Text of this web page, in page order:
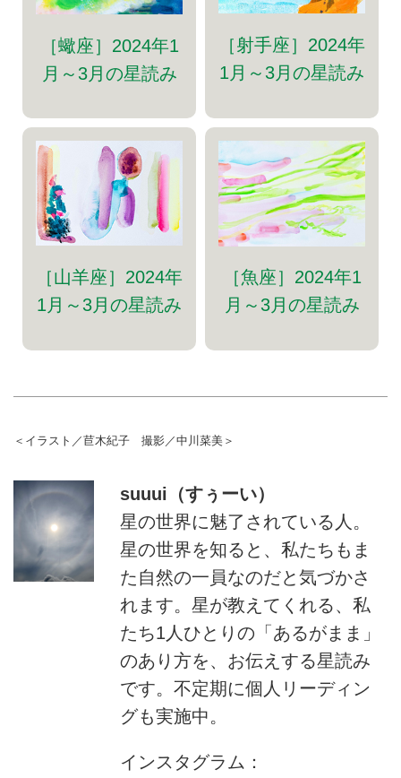
［蠍座］2024年1
月～3月の星読み
［射手座］2024年
1月～3月の星読み
［山羊座］2024年
1月～3月の星読み
［魚座］2024年1
月～3月の星読み
＜イラスト／苣木紀子 撮影／中川菜美＞
suuui（すぅーい）
星の世界に魅了されている人。
星の世界を知ると、私たちもま
た自然の一員なのだと気づかさ
れます。星が教えてくれる、私
たち1人ひとりの「あるがまま」
のあり方を、お伝えする星読み
です。不定期に個人リーディン
グも実施中。
インスタグラム：